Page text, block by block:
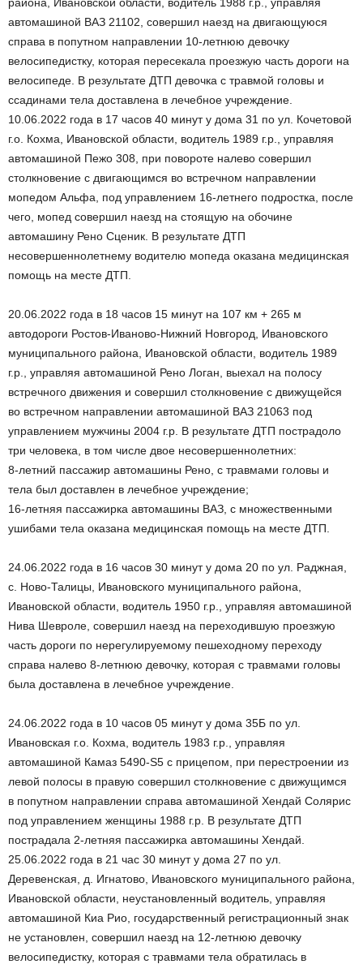
автомашиной ВАЗ 21102, совершил наезд на двигающуюся
справа в попутном направлении 10-летнюю девочку
велосипедистку, которая пересекала проезжую часть дороги на
велосипеде. В результате ДТП девочка с травмой головы и
ссадинами тела доставлена в лечебное учреждение.
10.06.2022 года в 17 часов 40 минут у дома 31 по ул. Кочетовой
г.о. Кохма, Ивановской области, водитель 1989 г.р., управляя
автомашиной Пежо 308, при повороте налево совершил
столкновение с двигающимся во встречном направлении
мопедом Альфа, под управлением 16-летнего подростка, после
чего, мопед совершил наезд на стоящую на обочине
автомашину Рено Сценик. В результате ДТП
несовершеннолетнему водителю мопеда оказана медицинская
помощь на месте ДТП.
20.06.2022 года в 18 часов 15 минут на 107 км + 265 м
автодороги Ростов-Иваново-Нижний Новгород, Ивановского
муниципального района, Ивановской области, водитель 1989
г.р., управляя автомашиной Рено Логан, выехал на полосу
встречного движения и совершил столкновение с движущейся
во встречном направлении автомашиной ВАЗ 21063 под
управлением мужчины 2004 г.р. В результате ДТП пострадоло
три человека, в том числе двое несовершеннолетних:
8-летний пассажир автомашины Рено, с травмами головы и
тела был доставлен в лечебное учреждение;
16-летняя пассажирка автомашины ВАЗ, с множественными
ушибами тела оказана медицинская помощь на месте ДТП.
24.06.2022 года в 16 часов 30 минут у дома 20 по ул. Раджная,
с. Ново-Талицы, Ивановского муниципального района,
Ивановской области, водитель 1950 г.р., управляя автомашиной
Нива Шевроле, совершил наезд на переходившую проезжую
часть дороги по нерегулируемому пешеходному переходу
справа налево 8-летнюю девочку, которая с травмами головы
была доставлена в лечебное учреждение.
24.06.2022 года в 10 часов 05 минут у дома 35Б по ул.
Ивановская г.о. Кохма, водитель 1983 г.р., управляя
автомашиной Камаз 5490-S5 с прицепом, при перестроении из
левой полосы в правую совершил столкновение с движущимся
в попутном направлении справа автомашиной Хендай Солярис
под управлением женщины 1988 г.р. В результате ДТП
пострадала 2-летняя пассажирка автомашины Хендай.
25.06.2022 года в 21 час 30 минут у дома 27 по ул.
Деревенская, д. Игнатово, Ивановского муниципального района,
Ивановской области, неустановленный водитель, управляя
автомашиной Киа Рио, государственный регистрационный знак
не установлен, совершил наезд на 12-летнюю девочку
велосипедистку, которая с травмами тела обратилась в